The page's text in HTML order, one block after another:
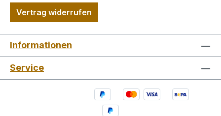
Vertrag widerrufen
Informationen
Service